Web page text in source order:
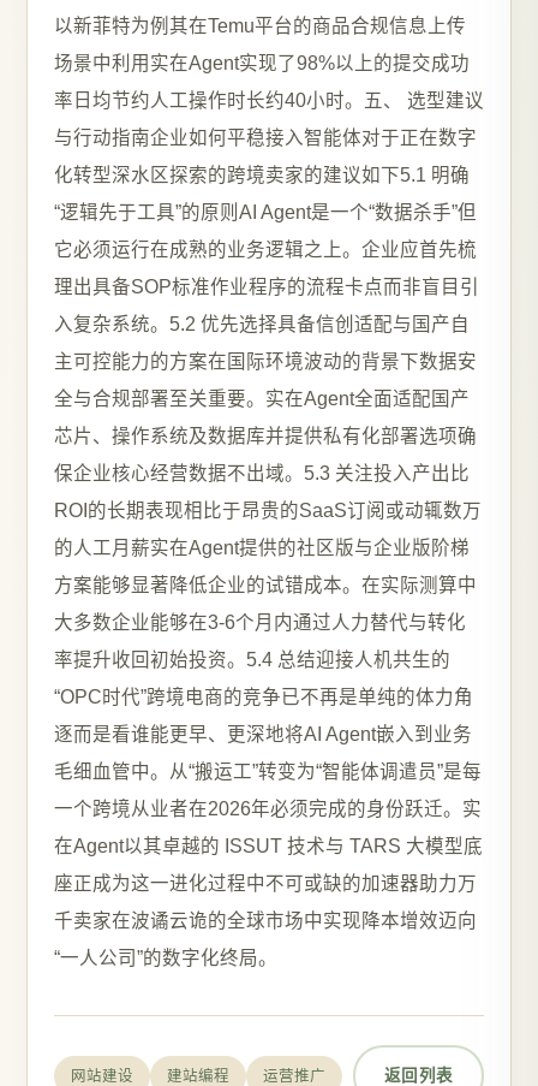
以新菲特为例其在Temu平台的商品合规信息上传
场景中利用实在Agent实现了98%以上的提交成功
率日均节约人工操作时长约40小时。五、 选型建议
与行动指南企业如何平稳接入智能体对于正在数字
化转型深水区探索的跨境卖家的建议如下5.1 明确
“逻辑先于工具”的原则AI Agent是一个“数据杀手”但
它必须运行在成熟的业务逻辑之上。企业应首先梳
理出具备SOP标准作业程序的流程卡点而非盲目引
入复杂系统。5.2 优先选择具备信创适配与国产自
主可控能力的方案在国际环境波动的背景下数据安
全与合规部署至关重要。实在Agent全面适配国产
芯片、操作系统及数据库并提供私有化部署选项确
保企业核心经营数据不出域。5.3 关注投入产出比
ROI的长期表现相比于昂贵的SaaS订阅或动辄数万
的人工月薪实在Agent提供的社区版与企业版阶梯
方案能够显著降低企业的试错成本。在实际测算中
大多数企业能够在3-6个月内通过人力替代与转化
率提升收回初始投资。5.4 总结迎接人机共生的
“OPC时代”跨境电商的竞争已不再是单纯的体力角
逐而是看谁能更早、更深地将AI Agent嵌入到业务
毛细血管中。从“搬运工”转变为“智能体调遣员”是每
一个跨境从业者在2026年必须完成的身份跃迁。实
在Agent以其卓越的 ISSUT 技术与 TARS 大模型底
座正成为这一进化过程中不可或缺的加速器助力万
千卖家在波谲云诡的全球市场中实现降本增效迈向
“一人公司”的数字化终局。
网站建设 建站编程 运营推广 返回列表